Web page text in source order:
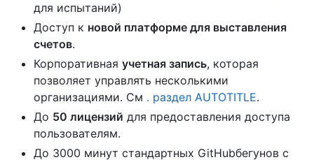
для испытаний)
Доступ к новой платформе для выставления
счетов.
Корпоративная учетная запись, которая
позволяет управлять несколькими
организациями. См . раздел AUTOTITLE.
До 50 лицензий для предоставления доступа
пользователям.
До 3000 минут стандартных GitHubбегунов с